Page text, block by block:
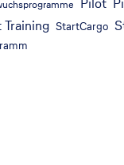
Training StartCargo